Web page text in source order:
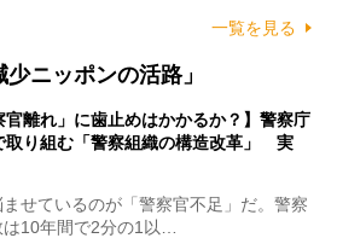
一覧を見る
ニッポンの活路」
官離れ」に歯止めはかかるか？】警察庁
取り組む「警察組織の構造改革」 実
せているのが「警察官不足」だ。警察
10年間で2分の1以…